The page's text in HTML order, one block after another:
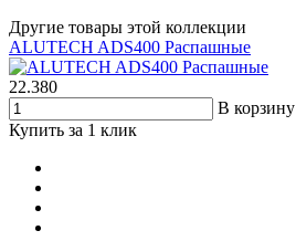
Другие товары этой коллекции
ALUTECH ADS400 Распашные
22.380
В корзину
Купить за 1 клик